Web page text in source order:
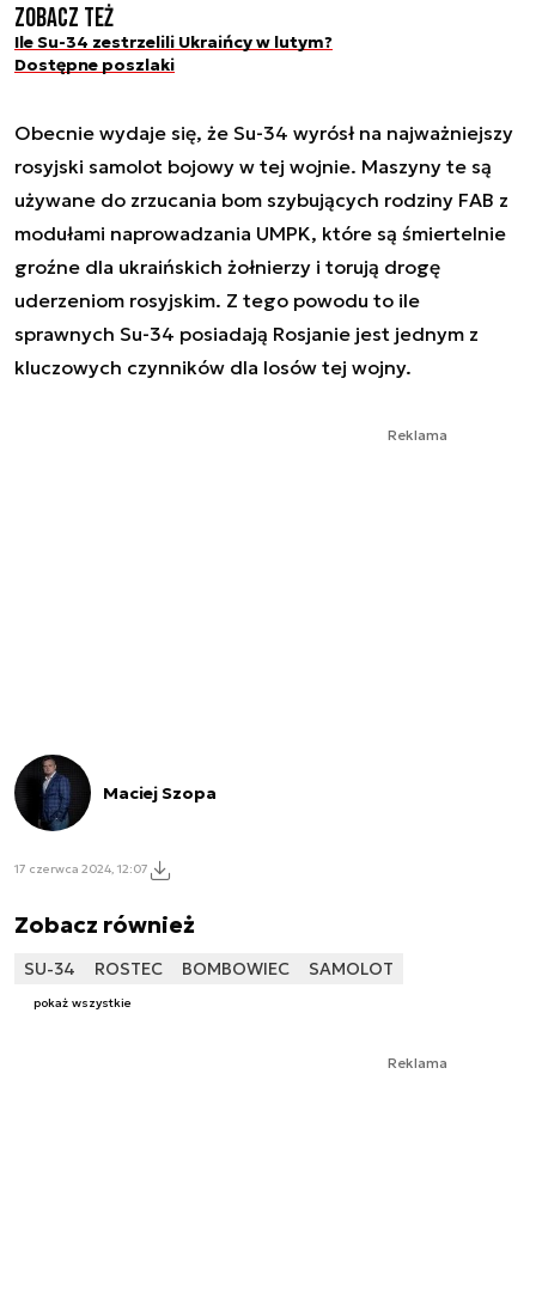
Zobacz też
Ile Su-34 zestrzelili Ukraińcy w lutym?
Dostępne poszlaki
Obecnie wydaje się, że Su-34 wyrósł na najważniejszy
rosyjski samolot bojowy w tej wojnie. Maszyny te są
używane do zrzucania bom szybujących rodziny FAB z
modułami naprowadzania UMPK, które są śmiertelnie
groźne dla ukraińskich żołnierzy i torują drogę
uderzeniom rosyjskim. Z tego powodu to ile
sprawnych Su-34 posiadają Rosjanie jest jednym z
kluczowych czynników dla losów tej wojny.
Reklama
Maciej Szopa
17 czerwca 2024, 12:07
Zobacz również
SU-34 ROSTEC BOMBOWIEC SAMOLOT
pokaż wszystkie
Reklama